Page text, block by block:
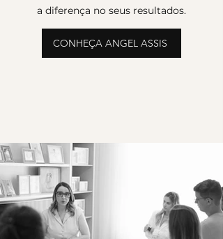
a diferença no seus resultados.
CONHEÇA ANGEL ASSIS